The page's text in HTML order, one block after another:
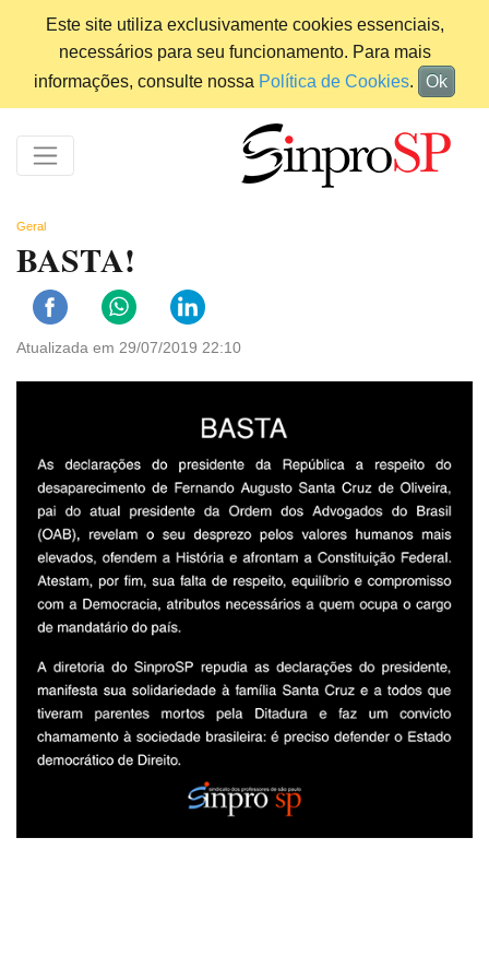
Este site utiliza exclusivamente cookies essenciais,
necessários para seu funcionamento. Para mais
informações, consulte nossa Política de Cookies. Ok
Geral
BASTA!
Atualizada em 29/07/2019 22:10